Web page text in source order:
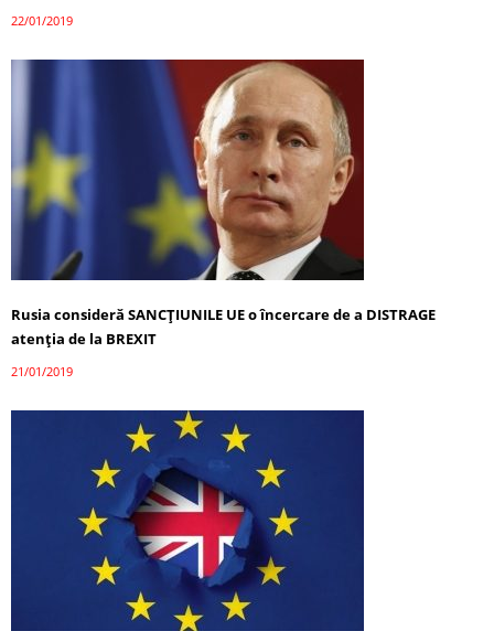
22/01/2019
Rusia consideră SANCȚIUNILE UE o încercare de a DISTRAGE
atenția de la BREXIT
21/01/2019